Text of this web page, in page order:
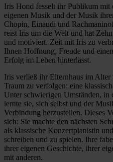
Iris Hond fesselt ihr Publikum mit
eigenen Musik und der Musik
Chopin, Einaudi und
reist Iris um die Welt und hat
und motiviert. Zeit mit Iris zu
Ihnen Hoffnung, Freude und
Erfolg im Leben hinterlässt.
Iris verließ ihr Elternhaus im Alter
Traum zu verfolgen: eine
Unter schwierigen Umständen, in
lernte sie, sich selbst und der
Verbindung herzustellen. Dieses
sich: Sie machte den nächsten
als klassische Konzertpianistin
schreiben und zu spielen. Ihre
ihrer eigenen Geschichte, ihrer
mit anderen.